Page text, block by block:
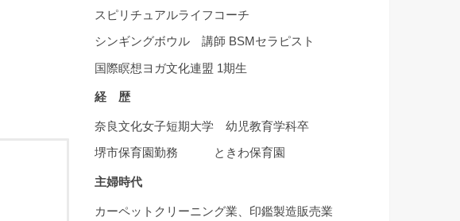
スピリチュアルライフコーチ
シンギングボウル 講師 BSMセラピスト
国際瞑想ヨガ文化連盟 1期生
経 歴
奈良文化女子短期大学 幼児教育学科卒
堺市保育園勤務 ときわ保育園
主婦時代
カーペットクリーニング業、印鑑製造販売業